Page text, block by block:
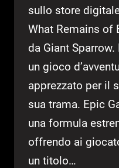
sullo store
What Remains of
da Giant
un gioco
apprezzato per il
sua trama. Epic
una formula
offrendo ai
un titolo…